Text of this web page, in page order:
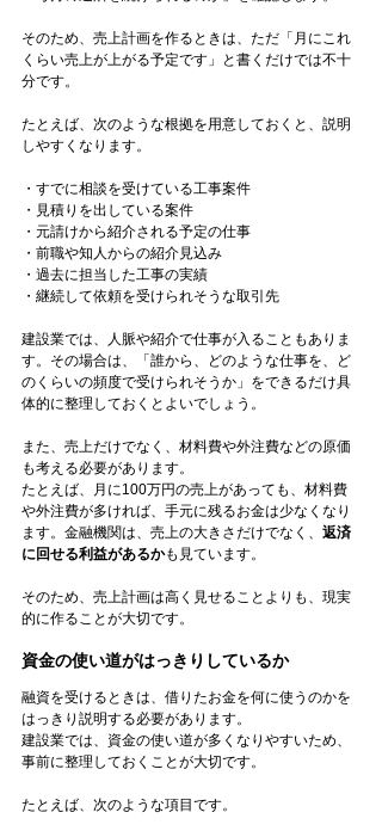
そのため、売上計画を作るときは、ただ「月にこれ
くらい売上が上がる予定です」と書くだけでは不十
分です。
たとえば、次のような根拠を用意しておくと、説明
しやすくなります。
・すでに相談を受けている工事案件
・見積りを出している案件
・元請けから紹介される予定の仕事
・前職や知人からの紹介見込み
・過去に担当した工事の実績
・継続して依頼を受けられそうな取引先
建設業では、人脈や紹介で仕事が入ることもありま
す。その場合は、「誰から、どのような仕事を、ど
のくらいの頻度で受けられそうか」をできるだけ具
体的に整理しておくとよいでしょう。
また、売上だけでなく、材料費や外注費などの原価
も考える必要があります。
たとえば、月に100万円の売上があっても、材料費
や外注費が多ければ、手元に残るお金は少なくなり
ます。金融機関は、売上の大きさだけでなく、 返済
に回せる利益があるかも見ています。
そのため、売上計画は高く見せることよりも、現実
的に作ることが大切です。
資金の使い道がはっきりしているか
融資を受けるときは、借りたお金を何に使うのかを
はっきり説明する必要があります。
建設業では、資金の使い道が多くなりやすいため、
事前に整理しておくことが大切です。
たとえば、次のような項目です。